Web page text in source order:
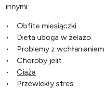
innymi:
• Obfite miesiączki
• Dieta uboga w żelazo
• Problemy z wchłanianiem
• Choroby jelit
• Ciąża
• Przewlekły stres